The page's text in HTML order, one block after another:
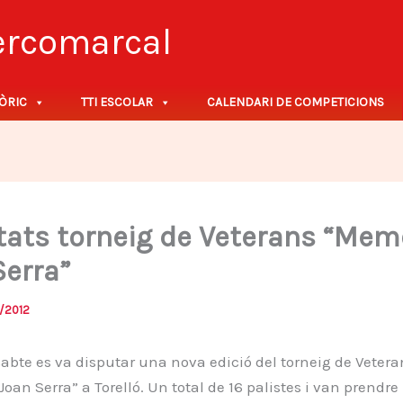
TTI ESCOLAR CALENDARI DE COMPETICIONS
torneig de Veterans
es va disputar una nova edició del torneig de
Serra” a Torelló. Un total de 16 palistes i van prendre